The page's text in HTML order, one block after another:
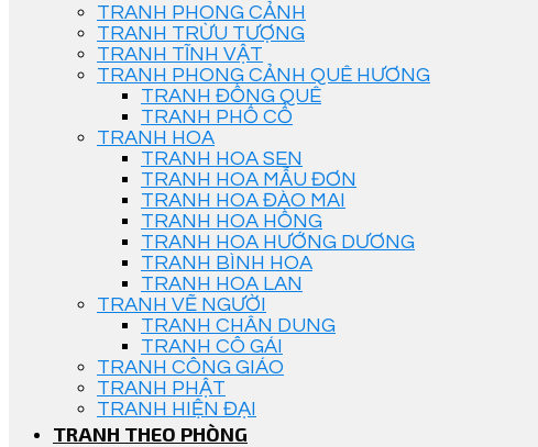
TRANH PHONG CẢNH
TRANH TRỪU TƯỢNG
TRANH TĨNH VẬT
TRANH PHONG CẢNH QUÊ HƯƠNG
TRANH ĐỒNG QUÊ
TRANH PHỐ CỔ
TRANH HOA
TRANH HOA SEN
TRANH HOA MẪU ĐƠN
TRANH HOA ĐÀO MAI
TRANH HOA HỒNG
TRANH HOA HƯỚNG DƯƠNG
TRANH BÌNH HOA
TRANH HOA LAN
TRANH VẼ NGƯỜI
TRANH CHÂN DUNG
TRANH CÔ GÁI
TRANH CÔNG GIÁO
TRANH PHẬT
TRANH HIỆN ĐẠI
TRANH THEO PHÒNG